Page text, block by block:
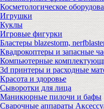
Косметологическое
Игрушки
Куклы
Игровые фигурки
Бластеры blazestorm,
Квадрокоптеры и запасные
Компьютерные
3d принтеры и расходные
Красота и здоровье
Сыворотки для лица
Маникюрные пилочи и бафы
Сварочные аппараты